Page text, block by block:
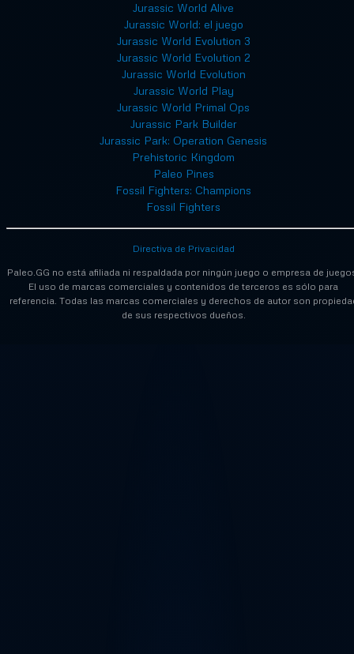
Jurassic World Alive
Jurassic World: el juego
Jurassic World Evolution 3
Jurassic World Evolution 2
Jurassic World Evolution
Jurassic World Play
Jurassic World Primal Ops
Jurassic Park Builder
Jurassic Park: Operation Genesis
Prehistoric Kingdom
Paleo Pines
Fossil Fighters: Champions
Fossil Fighters
Paleo.GG no está afiliada ni respaldada por ningún juego o empresa de
El uso de marcas comerciales y contenidos de terceros es sólo para
referencia. Todas las marcas comerciales y derechos de autor son
de sus respectivos dueños.
Directiva de Privacidad